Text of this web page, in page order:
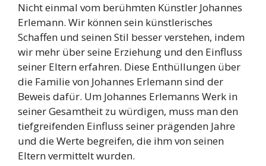
Nicht einmal vom berühmten Künstler Johannes
Erlemann. Wir können sein künstlerisches
Schaffen und seinen Stil besser verstehen, indem
wir mehr über seine Erziehung und den Einfluss
seiner Eltern erfahren. Diese Enthüllungen über
die Familie von Johannes Erlemann sind der
Beweis dafür. Um Johannes Erlemanns Werk in
seiner Gesamtheit zu würdigen, muss man den
tiefgreifenden Einfluss seiner prägenden Jahre
und die Werte begreifen, die ihm von seinen
Eltern vermittelt wurden.